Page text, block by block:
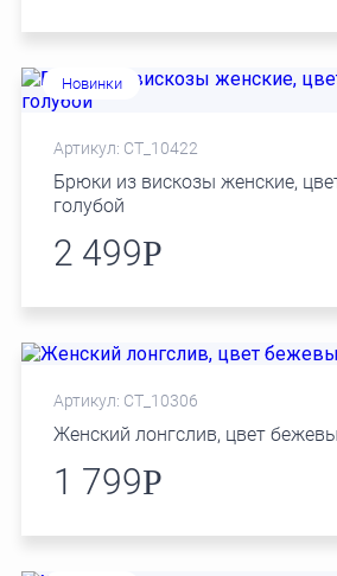
Новинки
Артикул: СТ_10422
Брюки из вискозы женские,
голубой
2 499Р
Артикул: СТ_10306
Женский лонгслив, цвет
1 799Р